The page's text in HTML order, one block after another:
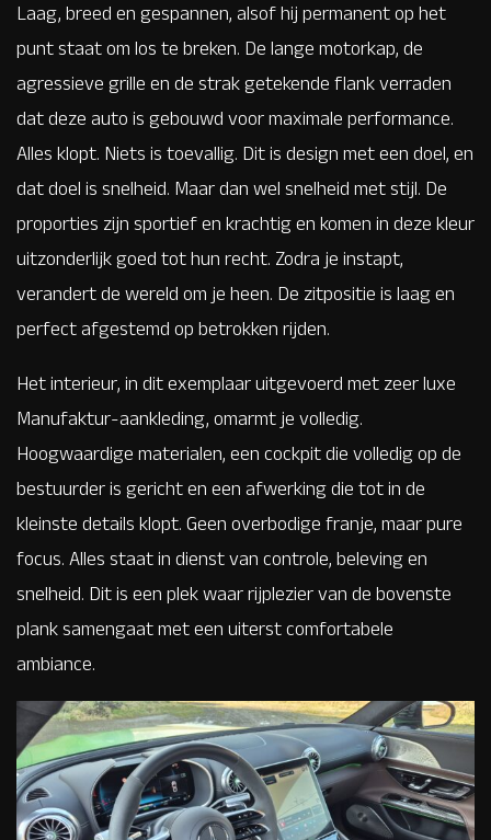
Laag, breed en gespannen, alsof hij permanent op het
punt staat om los te breken. De lange motorkap, de
agressieve grille en de strak getekende flank verraden
dat deze auto is gebouwd voor maximale performance.
Alles klopt. Niets is toevallig. Dit is design met een doel, en
dat doel is snelheid. Maar dan wel snelheid met stijl. De
proporties zijn sportief en krachtig en komen in deze kleur
uitzonderlijk goed tot hun recht. Zodra je instapt,
verandert de wereld om je heen. De zitpositie is laag en
perfect afgestemd op betrokken rijden.
Het interieur, in dit exemplaar uitgevoerd met zeer luxe
Manufaktur-aankleding, omarmt je volledig.
Hoogwaardige materialen, een cockpit die volledig op de
bestuurder is gericht en een afwerking die tot in de
kleinste details klopt. Geen overbodige franje, maar pure
focus. Alles staat in dienst van controle, beleving en
snelheid. Dit is een plek waar rijplezier van de bovenste
plank samengaat met een uiterst comfortabele
ambiance.